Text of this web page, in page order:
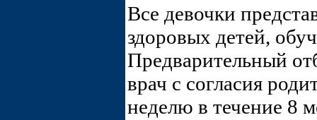
Все девочки
здоровых детей,
Предварительный
врач с согласия
неделю в течение 8